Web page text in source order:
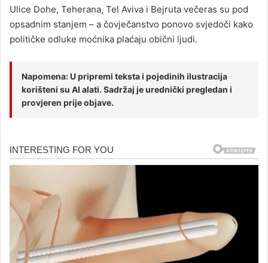
Ulice Dohe, Teherana, Tel Aviva i Bejruta večeras su pod
opsadnim stanjem – a čovječanstvo ponovo svjedoči kako
političke odluke moćnika plaćaju obični ljudi.
Napomena: U pripremi teksta i pojedinih ilustracija
korišteni su AI alati. Sadržaj je urednički pregledan i
provjeren prije objave.